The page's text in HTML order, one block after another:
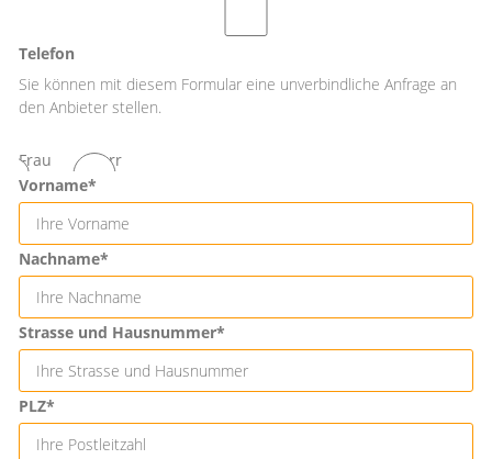
Telefon
Sie können mit diesem Formular eine unverbindliche Anfrage an
den Anbieter stellen.
Frau
Herr
Vorname*
Nachname*
Strasse und Hausnummer*
PLZ*